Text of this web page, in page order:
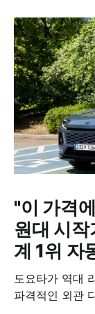
"이 가격
원대 시
계 1위 자
도요타가 역대
파격적인 외관